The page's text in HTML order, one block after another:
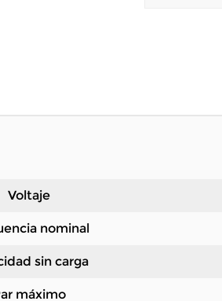
Voltaje
nominal
sin carga
máximo